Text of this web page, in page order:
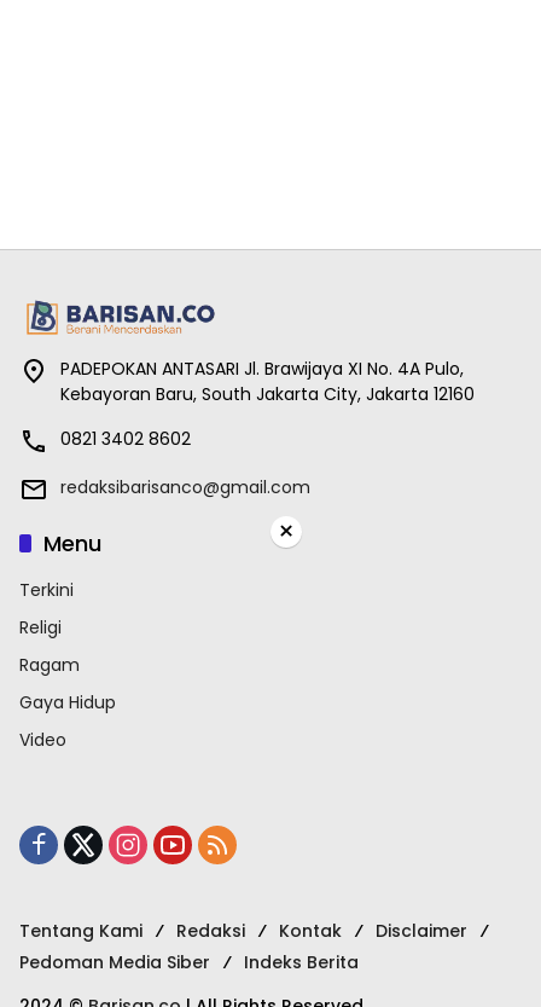
PADEPOKAN ANTASARI Jl. Brawijaya XI No. 4A Pulo,
Kebayoran Baru, South Jakarta City, Jakarta 12160
0821 3402 8602
redaksibarisanco@gmail.com
Menu
Terkini
Religi
Ragam
Gaya Hidup
Video
Tentang Kami Redaksi Kontak
Disclaimer
Pedoman Media Siber
Indeks Berita
×